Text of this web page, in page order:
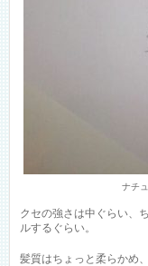
ナチ
クセの強さは中ぐらい、
ルするぐらい。
髪質はちょっと柔らかめ